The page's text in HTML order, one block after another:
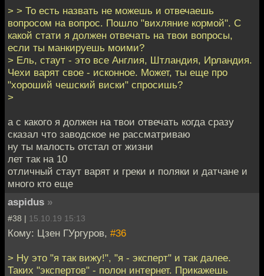
> > То есть назвать не можешь и отвечаешь
вопросом на вопрос. Пошло "вихляние кормой". С
какой стати я должен отвечать на твои вопросы,
если ты манкируешь моими?
> Ель, стаут - это все Англия, Штландия, Ирландия.
Чехи варят свое - исконное. Может, ты еще про
"хороший чешский виски" спросишь?
>
а с какого я должен на твои отвечать когда сразу
сказал что заводское не рассматриваю
ну ты малость отстал от жизни
лет так на 10
отличный стаут варят и греки и поляки и датчане и
много кто еще
aspidus »
#38 | 15.10.19 15:13
Кому: Цзен ГУргуров, #36
> Ну это "я так вижу!", "я - эксперт" и так далее.
Таких "экспертов" - полон интернет. Прикажешь